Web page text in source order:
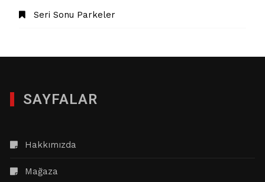
Seri Sonu Parkeler
SAYFALAR
Hakkımızda
Mağaza